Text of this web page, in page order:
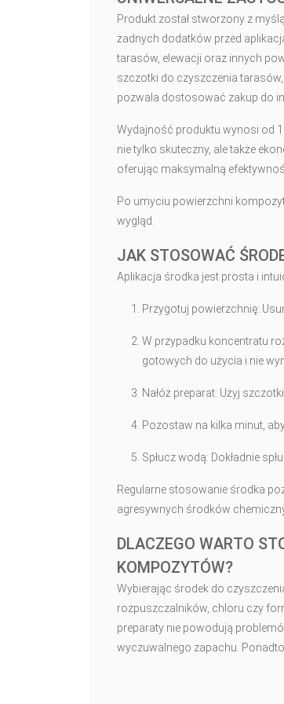
Produkt został stworzony z
żadnych dodatków przed
tarasów, elewacji oraz innych
szczotki do czyszczenia
pozwala dostosować zakup do
Wydajność produktu wynosi od
nie tylko skuteczny, ale także
oferując maksymalną
Po umyciu powierzchni
wygląd.
JAK STOSOWAĆ
Aplikacja środka jest prosta i
Przygotuj powierzchnię:
W przypadku koncentratu
gotowych do użycia i nie
Nałóż preparat: Użyj
Pozostaw na kilka minut,
Spłucz wodą: Dokładnie
Regularne stosowanie środka
agresywnych środków
DLACZEGO WARTO
KOMPOZYTÓW?
Wybierając środek do
rozpuszczalników, chloru czy
preparaty nie powodują
wyczuwalnego zapachu.